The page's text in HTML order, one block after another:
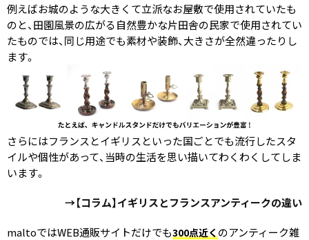
例えばお城のような大きくて立派なお屋敷で使用されていたも
のと、田園風景の広がる自然豊かな片田舎の民家で使用されてい
たものでは、同じ用途でも素材や装飾、大きさが全然違ったりし
ます。
さらにはフランスとイギリスといった国ごとでも流行したスタ
イルや個性があって、当時の生活を思い描いてわくわくしてしま
います。
→【コラム】イギリスとフランスアンティークの違い
maltoではWEB通販サイトだけでも300点近く のアンティーク雑